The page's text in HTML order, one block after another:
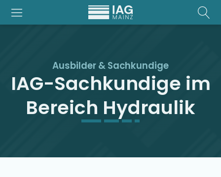
Ausbilder & Sachkundige
IAG-Sachkundige im
Bereich Hydraulik